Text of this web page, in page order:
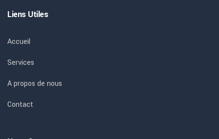
Liens Utiles
Accueil
Services
A propos de nous
Contact